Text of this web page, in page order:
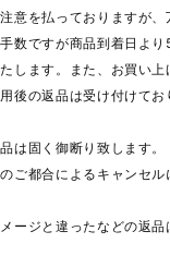
意を払っておりますが
数ですが商品到着日よ
します。また、お買い
後の返品は受け付けてお
は固く御断り致します。
ご都合によるキャンセ
ージと違ったなどの返